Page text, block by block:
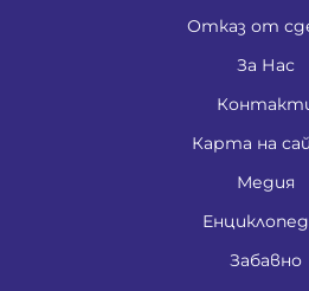
Отказ от
За Нас
Карта на
Медия
Забавно